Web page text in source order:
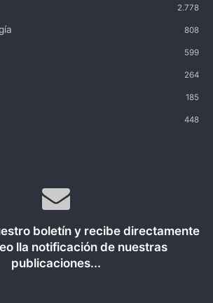
2.778
808
599
264
185
448
boletín y recibe directamente
lla notificación de nuestras
publicaciones...